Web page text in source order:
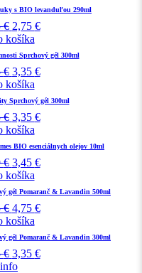
s BIO levanduľou 290ml
€ 2,75 €
košíka
Sprchový gél 300ml
€ 3,35 €
košíka
Sprchový gél 300ml
€ 3,35 €
košíka
BIO esenciálnych olejov 10ml
€ 3,45 €
košíka
gél Pomaranč & Lavandin 500ml
€ 4,75 €
košíka
gél Pomaranč & Lavandin 300ml
€ 3,35 €